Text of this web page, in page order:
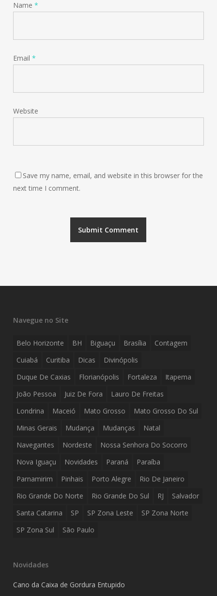
Name *
Email *
Website
Save my name, email, and website in this browser for the
next time I comment.
Navegue no Site
Belo Horizonte BH Biguaçu Brasília
Contagem
Cuiabá
Curitiba Dicas
Divinópolis
Duque De Caxias
Florianópolis Fortaleza
Itapema
João Pessoa
Juiz De Fora
Lauro De Freitas
Londrina
Maceió Mato Grosso
Mato Grosso Do Sul
Minas Gerais
Mudança Mudanças
Natal
Navegantes
Nordeste
Nossa Senhora Do Socorro
Nova Iguaçu
Novidades Paraná
Paraíba
Parnamirim
Pinhais Porto Alegre
Rio De Janeiro
Rio Grande Do Norte
Rio Grande Do Sul RJ
Salvador
Santa Catarina
SP SP Zona Leste
SP Zona Norte
SP Zona Sul
São Paulo
Novidades
Cano da Caixa de Gordura Entupido